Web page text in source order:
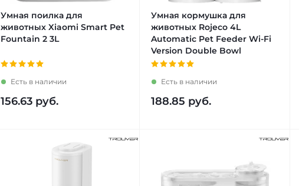
Умная поилка для
животных Xiaomi Smart Pet
Fountain 2 3L
Есть в наличии
156.63 руб.
Умная кормушка для
животных Rojeco 4L
Automatic Pet Feeder Wi-Fi
Version Double Bowl
Есть в наличии
188.85 руб.